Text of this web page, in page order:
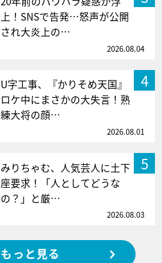
上！SNSで告発…怒声が公開
され大炎上の…
2026.08.04
4
U字工事、『かりそめ天国』
ロケ中にまさかの大失言！熟
練大将の顔…
2026.08.01
5
みりちゃむ、人気芸人に土下
座要求！「人としてどうな
の？」と厳…
2026.08.03
もっと見る